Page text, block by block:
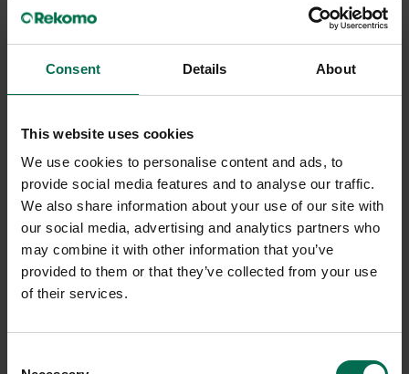
Consent Details About
This website uses cookies
We use cookies to personalise content and ads, to
provide social media features and to analyse our traffic.
We also share information about your use of our site with
our social media, advertising and analytics partners who
may combine it with other information that you’ve
provided to them or that they’ve collected from your use
of their services.
Crassevig
Begagnad
Barstol Nett
1100 kr
Hyr från 30kr/mån
Siesta
Begagnad
Caféstol Maya
850 kr
Sparar miljön ca 29 kg